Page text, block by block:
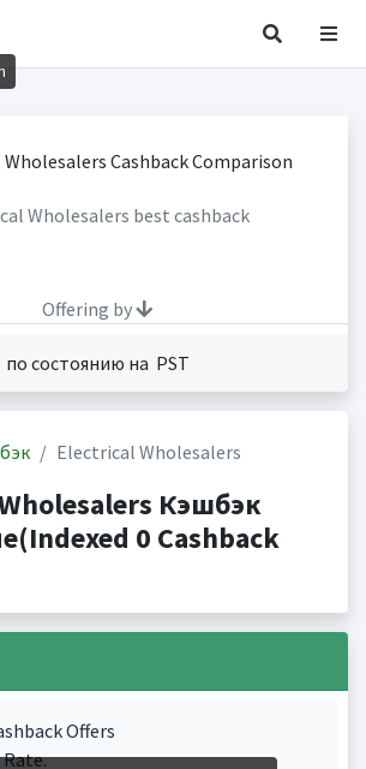
Wholesalers best cashback
Offering by
по состоянию на PST
Electrical Wholesalers
Кэшбэк
0 Cashback
Offers